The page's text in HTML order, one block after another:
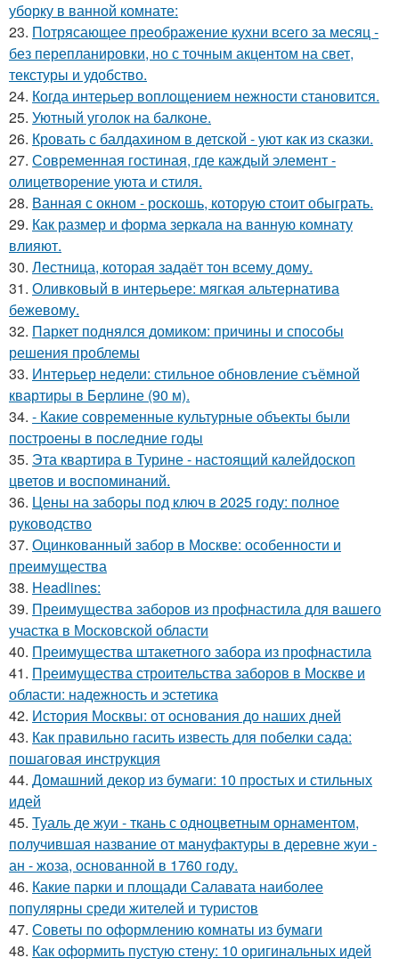
уборку в ванной комнате:
23. Потрясающее преображение кухни всего за месяц -
без перепланировки, но с точным акцентом на свет,
текстуры и удобство.
24. Когда интерьер воплощением нежности становится.
25. Уютный уголок на балконе.
26. Кровать с балдахином в детской - уют как из сказки.
27. Современная гостиная, где каждый элемент -
олицетворение уюта и стиля.
28. Ванная с окном - роскошь, которую стоит обыграть.
29. Как размер и форма зеркала на ванную комнату
влияют.
30. Лестница, которая задаёт тон всему дому.
31. Оливковый в интерьере: мягкая альтернатива
бежевому.
32. Паркет поднялся домиком: причины и способы
решения проблемы
33. Интерьер недели: стильное обновление съёмной
квартиры в Берлине (90 м).
34. - Какие современные культурные объекты были
построены в последние годы
35. Эта квартира в Турине - настоящий калейдоскоп
цветов и воспоминаний.
36. Цены на заборы под ключ в 2025 году: полное
руководство
37. Оцинкованный забор в Москве: особенности и
преимущества
38. Headlines:
39. Преимущества заборов из профнастила для вашего
участка в Московской области
40. Преимущества штакетного забора из профнастила
41. Преимущества строительства заборов в Москве и
области: надежность и эстетика
42. История Москвы: от основания до наших дней
43. Как правильно гасить известь для побелки сада:
пошаговая инструкция
44. Домашний декор из бумаги: 10 простых и стильных
идей
45. Туаль де жуи - ткань с одноцветным орнаментом,
получившая название от мануфактуры в деревне жуи -
ан - жоза, основанной в 1760 году.
46. Какие парки и площади Салавата наиболее
популярны среди жителей и туристов
47. Советы по оформлению комнаты из бумаги
48. Как оформить пустую стену: 10 оригинальных идей